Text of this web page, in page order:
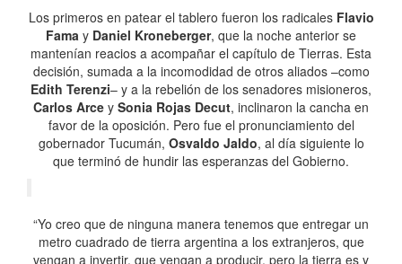
Los primeros en patear el tablero fueron los radicales Flavio
Fama y Daniel Kroneberger, que la noche anterior se
mantenían reacios a acompañar el capítulo de Tierras. Esta
decisión, sumada a la incomodidad de otros aliados –como
Edith Terenzi– y a la rebelión de los senadores misioneros,
Carlos Arce y Sonia Rojas Decut, inclinaron la cancha en
favor de la oposición. Pero fue el pronunciamiento del
gobernador Tucumán, Osvaldo Jaldo, al día siguiente lo
que terminó de hundir las esperanzas del Gobierno.
“Yo creo que de ninguna manera tenemos que entregar un
metro cuadrado de tierra argentina a los extranjeros, que
vengan a invertir, que vengan a producir, pero la tierra es y